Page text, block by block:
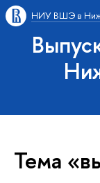
НИУ ВШЭ в
Тема